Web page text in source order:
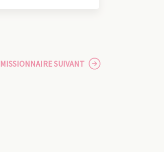
MISSIONNAIRE SUIVANT